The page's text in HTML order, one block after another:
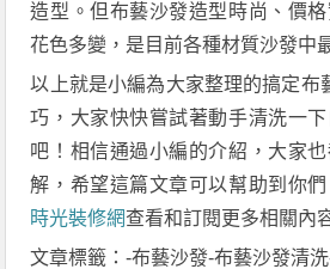
造型。但布藝沙發造型時尚、價
花色多變，是目前各種材質沙發中
以上就是小編為大家整理的搞定布
巧，大家快快嘗試著動手清洗一
吧！相信通過小編的介紹，大家
解，希望這篇文章可以幫助到你
時光裝修網查看和訂閱更多相關內
文章標籤：-布藝沙發-布藝沙發清